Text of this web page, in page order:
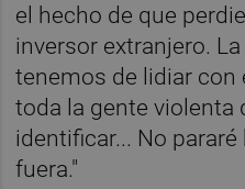
el hecho de que
inversor extranjero.
tenemos de lidiar con
toda la gente violenta
identificar... No
fuera."